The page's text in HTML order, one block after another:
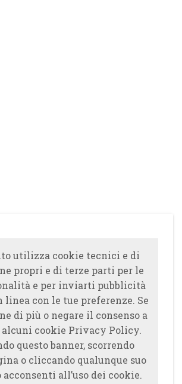
utilizza cookie tecnici e di
propri e di terze parti per le
e per inviarti pubblicità
linea con le tue preferenze. Se
di più o negare il consenso a
cookie Privacy Policy.
questo banner, scorrendo
o cliccando qualunque suo
all’uso dei cookie.